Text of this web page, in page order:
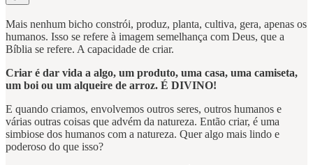
Mais nenhum bicho constrói, produz, planta, cultiva, gera, apenas os
humanos. Isso se refere à imagem semelhança com Deus, que a
Bíblia se refere. A capacidade de criar.
Criar é dar vida a algo, um produto, uma casa, uma camiseta,
um boi ou um alqueire de arroz. É DIVINO!
E quando criamos, envolvemos outros seres, outros humanos e
várias outras coisas que advém da natureza. Então criar, é uma
simbiose dos humanos com a natureza. Quer algo mais lindo e
poderoso do que isso?